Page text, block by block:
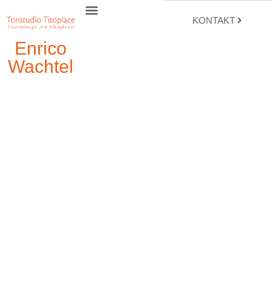
Enrico
Wachtel
KONTAKT